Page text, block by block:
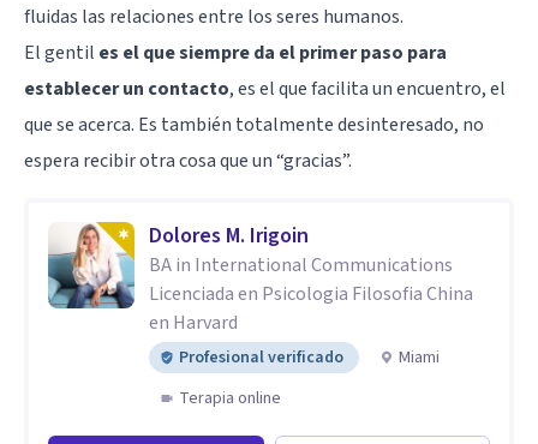
fluidas las relaciones entre los seres humanos.
El gentil es el que siempre da el primer paso para
establecer un contacto, es el que facilita un encuentro, el
que se acerca. Es también totalmente desinteresado, no
espera recibir otra cosa que un “gracias”.
Dolores M. Irigoin
BA in International Communications
Licenciada en Psicologia Filosofia China
en Harvard
Profesional verificado
Miami
Terapia online